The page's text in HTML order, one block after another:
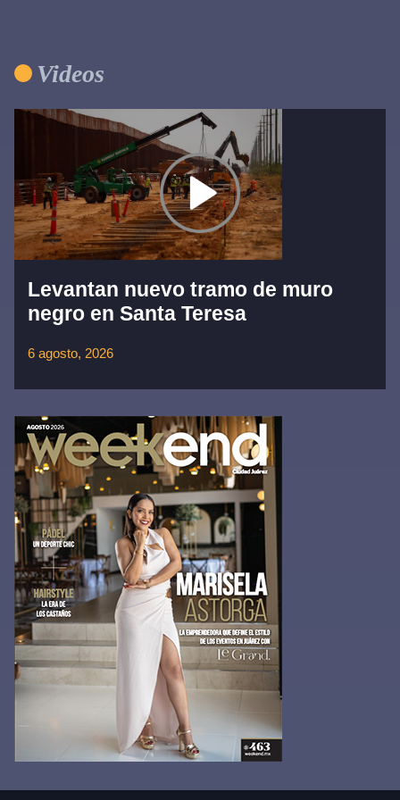
Videos
Levantan nuevo tramo de muro
negro en Santa Teresa
6 agosto, 2026